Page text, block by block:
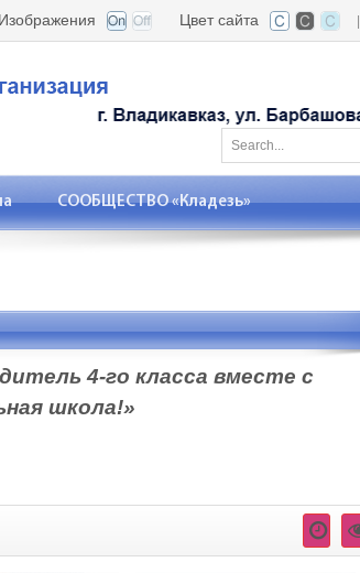
Цвет сайта
Изображения
СООБЩЕСТВО «Кладезь»
4-го класса вместе с
школа!»